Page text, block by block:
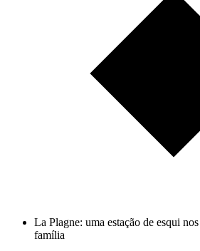
La Plagne: uma estação de esqui
família